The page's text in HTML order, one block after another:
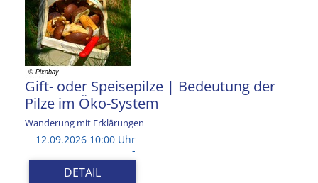
Gift- oder Speisepilze | Bedeutung der
Pilze im Öko-System
Wanderung mit Erklärungen
12.09.2026 10:00 Uhr
-
DETAIL